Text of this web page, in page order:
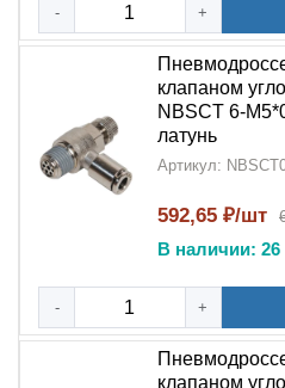
Пневмодроссель-
угловой Г-образный NPT
профессиональное решение
расхода воздуха в
сочетаниюдросселирующего
механизмаи обратного
никелированной латуни
обеспечивает надежную и
- +
клапаном
NBSCT 6-
латунь
Артикул:
592,65 ₽/шт
В наличии: 26
- +
клапаном